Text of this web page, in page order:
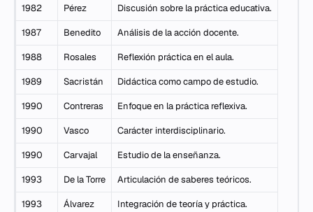
1982 Pérez Discusión sobre la práctica educativa.
1987 Benedito Análisis de la acción docente.
1988 Rosales Reflexión práctica en el aula.
1989 Sacristán Didáctica como campo de estudio.
1990 Contreras Enfoque en la práctica reflexiva.
1990 Vasco Carácter interdisciplinario.
1990 Carvajal Estudio de la enseñanza.
1993 De la Torre Articulación de saberes teóricos.
1993 Álvarez Integración de teoría y práctica.